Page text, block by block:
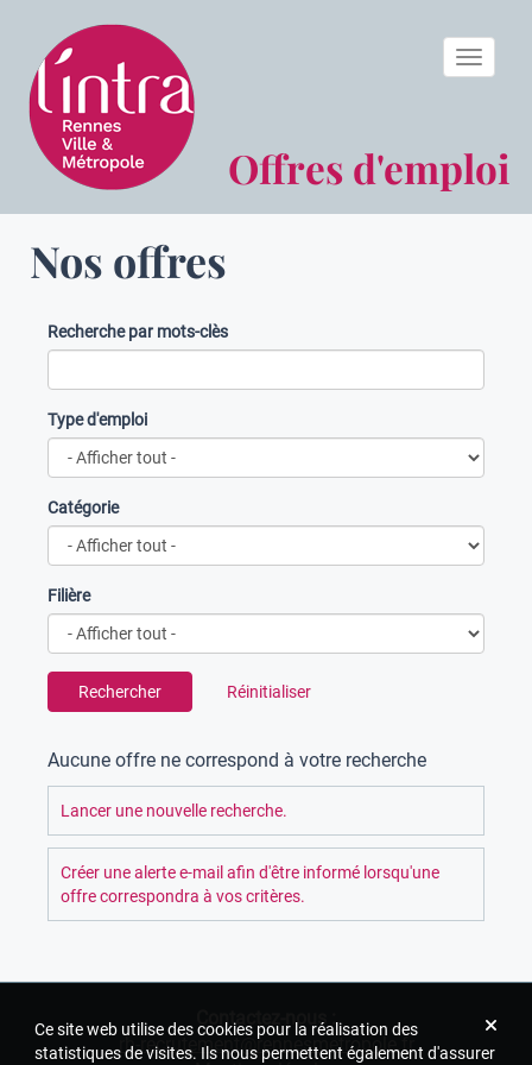
Ce site web utilise des cookies pour la réalisation des
statistiques de visites. Ils nous permettent également d'assurer
Offres d'emploi
Toggle
Nos offres
Recherche par mots-clès
Type d'emploi
Catégorie
Filière
Rechercher Réinitialiser
Aucune offre ne correspond à votre recherche
Lancer une nouvelle recherche.
Créer une alerte e-mail afin d'être informé lorsqu'une
offre correspondra à vos critères.
Contactez-nous :
rh-recrutement@rennesmetropole.fr